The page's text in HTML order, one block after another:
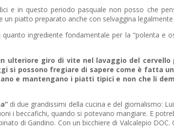
e in questo periodo pasquale non posso che
piatto preparato anche con selvaggina legalmente
ingrediente fondamentale per la “polenta e
ulteriore giro di vite nel lavaggio del
si possono fregiare di sapere come è fatta
e mantengano i piatti tipici e non che li
di due grandissimi della cucina e del giornalismo:
i beccafichi, quando si potevano mangiare. E
di Gandino. Con un bicchiere di Valcalepio DOC.